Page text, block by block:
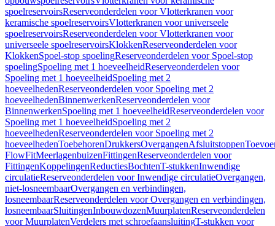
spoelreservoirsReserveonderdelen voor Vlotterkranen voor
keramische spoelreservoirsVlotterkranen voor universeele
spoelreservoirsReserveonderdelen voor Vlotterkranen voor
universeele spoelreservoirsKlokkenReserveonderdelen voor
KlokkenSpoel-stop spoelingReserveonderdelen voor Spoel-stop
spoelingSpoeling met 1 hoeveelheidReserveonderdelen voor
Spoeling met 1 hoeveelheidSpoeling met 2
hoeveelhedenReserveonderdelen voor Spoeling met 2
hoeveelhedenBinnenwerkenReserveonderdelen voor
BinnenwerkenSpoeling met 1 hoeveelheidReserveonderdelen voor
Spoeling met 1 hoeveelheidSpoeling met 2
hoeveelhedenReserveonderdelen voor Spoeling met 2
hoeveelhedenToebehorenDrukkersOvergangenAfsluitstoppen
FlowFitMeerlagenbuizenFittingenReserveonderdelen voor
FittingenKoppelingenReductiesBochtenT-stukkenInwendige
circulatieReserveonderdelen voor Inwendige circulatieOvergangen,
niet-losneembaarOvergangen en verbindingen,
losneembaarReserveonderdelen voor Overgangen en verbindingen,
losneembaarSluitingenInbouwdozenMuurplatenReserveonderdelen
voor MuurplatenVerdelers met schroefaansluitingT-stukken voor